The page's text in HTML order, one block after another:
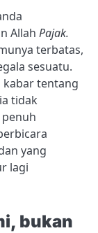
Allah Pajak.
terbatas,
sesuatu.
kabar tentang
tidak
yang
lagi
bukan